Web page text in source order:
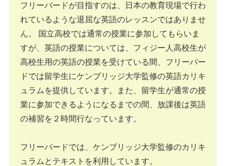
フリーバードが目指すのは、日本の教育現場で行わ
れているような退屈な英語のレッスンではありませ
ん。 国立高校では通常の授業に参加してもらいま
すが、英語の授業については、フィジー人高校生が
高校生用の英語の授業を受けている間、フリーバー
ドでは留学生にケンブリッジ大学監修の英語カリキ
ュラムを提供しています。また、留学生が通常の授
業に参加できるようになるまでの間、放課後は英語
の補習を２時間行なっています。
フリーバードでは、ケンブリッジ大学監修のカリキ
ュラムとテキストを利用しています。